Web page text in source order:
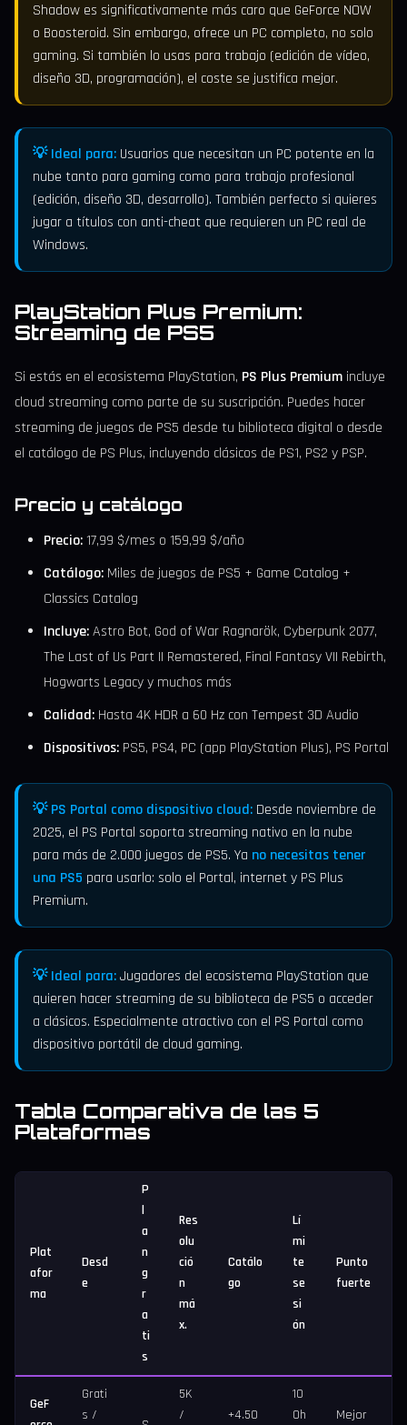
Shadow es significativamente más caro que GeForce NOW
o Boosteroid. Sin embargo, ofrece un PC completo, no solo
gaming. Si también lo usas para trabajo (edición de vídeo,
diseño 3D, programación), el coste se justifica mejor.
💡 Ideal para: Usuarios que necesitan un PC potente en la
nube tanto para gaming como para trabajo profesional
(edición, diseño 3D, desarrollo). También perfecto si quieres
jugar a títulos con anti-cheat que requieren un PC real de
Windows.
PlayStation Plus Premium:
Streaming de PS5
Si estás en el ecosistema PlayStation, PS Plus Premium incluye
cloud streaming como parte de su suscripción. Puedes hacer
streaming de juegos de PS5 desde tu biblioteca digital o desde
el catálogo de PS Plus, incluyendo clásicos de PS1, PS2 y PSP.
Precio y catálogo
Precio:17,99 $/mes o 159,99 $/año
Catálogo: Miles de juegos de PS5 + Game Catalog +
Classics Catalog
Incluye:Astro Bot, God of War Ragnarök, Cyberpunk 2077,
The Last of Us Part II Remastered, Final Fantasy VII Rebirth,
Hogwarts Legacy y muchos más
Calidad: Hasta 4K HDR a 60 Hz con Tempest 3D Audio
Dispositivos: PS5, PS4, PC (app PlayStation Plus), PS Portal
💡 PS Portal como dispositivo cloud: Desde noviembre de
2025, el PS Portal soporta streaming nativo en la nube
para más de 2.000 juegos de PS5. Ya no necesitas tener
una PS5 para usarlo: solo el Portal, internet y PS Plus
Premium.
💡 Ideal para:Jugadores del ecosistema PlayStation que
quieren hacer streaming de su biblioteca de PS5 o acceder
a clásicos. Especialmente atractivo con el PS Portal como
dispositivo portátil de cloud gaming.
Tabla Comparativa de las 5
Plataformas
Plat
afor
ma
Desd
e
P
l
a
n
g
r
a
ti
s
Res
olu
ció
n
má
x.
Catálo
go
Lí
mi
te
se
si
ón
Punto
fuerte
GeF
Grati
s /
5K
/
+4.50
10
0h
Mejor